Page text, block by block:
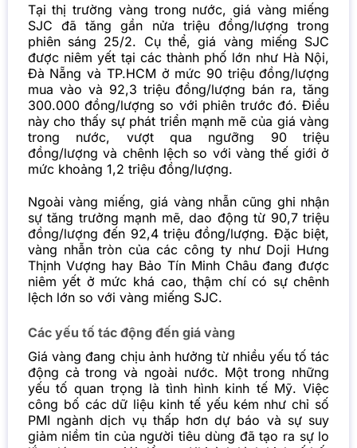
Tại thị trường vàng trong nước, giá vàng miếng
SJC đã tăng gần nửa triệu đồng/lượng trong
phiên sáng 25/2. Cụ thể, giá vàng miếng SJC
được niêm yết tại các thành phố lớn như Hà Nội,
Đà Nẵng và TP.HCM ở mức 90 triệu đồng/lượng
mua vào và 92,3 triệu đồng/lượng bán ra, tăng
300.000 đồng/lượng so với phiên trước đó. Điều
này cho thấy sự phát triển mạnh mẽ của giá vàng
trong nước, vượt qua ngưỡng 90 triệu
đồng/lượng và chênh lệch so với vàng thế giới ở
mức khoảng 1,2 triệu đồng/lượng.
Ngoài vàng miếng, giá vàng nhẫn cũng ghi nhận
sự tăng trưởng mạnh mẽ, dao động từ 90,7 triệu
đồng/lượng đến 92,4 triệu đồng/lượng. Đặc biệt,
vàng nhẫn tròn của các công ty như Doji Hưng
Thịnh Vượng hay Bảo Tín Minh Châu đang được
niêm yết ở mức khá cao, thậm chí có sự chênh
lệch lớn so với vàng miếng SJC.
Các yếu tố tác động đến giá vàng
Giá vàng đang chịu ảnh hưởng từ nhiều yếu tố tác
động cả trong và ngoài nước. Một trong những
yếu tố quan trọng là tình hình kinh tế Mỹ. Việc
công bố các dữ liệu kinh tế yếu kém như chỉ số
PMI ngành dịch vụ thấp hơn dự báo và sự suy
giảm niềm tin của người tiêu dùng đã tạo ra sự lo